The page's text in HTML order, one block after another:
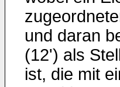
und daran
(12') als
ist, die mit